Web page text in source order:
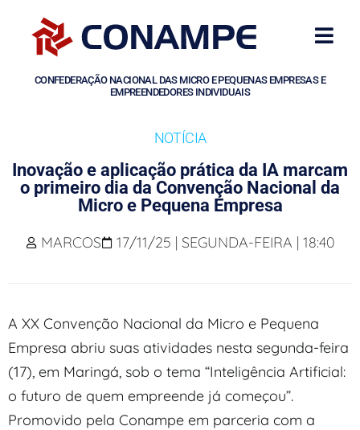
CONFEDERAÇÃO NACIONAL DAS MICRO E PEQUENAS EMPRESAS E
EMPREENDEDORES INDIVIDUAIS
NOTÍCIA
Inovação e aplicação prática da IA marcam
o primeiro dia da Convenção Nacional da
Micro e Pequena Empresa
MARCOS 17/11/25 | SEGUNDA-FEIRA | 18:40
A XX Convenção Nacional da Micro e Pequena
Empresa abriu suas atividades nesta segunda-feira
(17), em Maringá, sob o tema “Inteligência Artificial:
o futuro de quem empreende já começou”.
Promovido pela Conampe em parceria com a